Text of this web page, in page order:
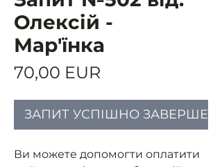
Олексій -
Мар'їнка
70,00 EUR
ЗАПИТ УСПІШНО
Ви можете допомогти оплатити